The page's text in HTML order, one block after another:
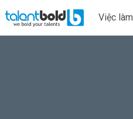
Việc làm